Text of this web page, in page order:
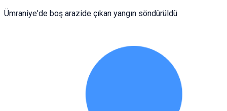
Ümraniye'de boş arazide çıkan yangın söndürüldü